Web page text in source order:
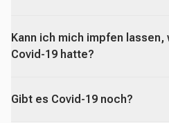
Kann ich mich impfen
Covid-19 hatte?
Gibt es Covid-19 noch?